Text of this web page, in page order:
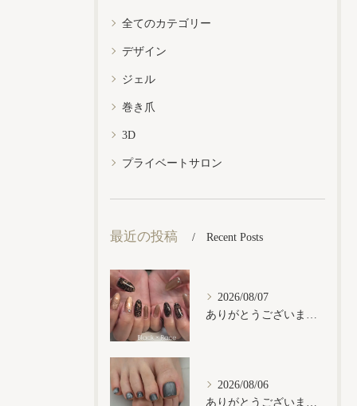
全てのカテゴリー
デザイン
ジェル
巻き爪
3D
プライベートサロン
最近の投稿 Recent Posts
2026/08/07
2026/08/06